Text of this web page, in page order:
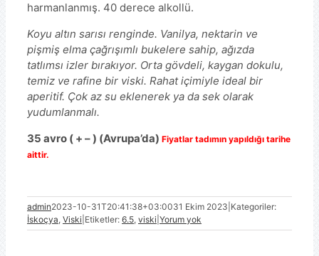
harmanlanmış. 40 derece alkollü.
Koyu altın sarısı renginde. Vanilya, nektarin ve
pişmiş elma çağrışımlı bukelere sahip, ağızda
tatlımsı izler bırakıyor. Orta gövdeli, kaygan dokulu,
temiz ve rafine bir viski. Rahat içimiyle ideal bir
aperitif. Çok az su eklenerek ya da sek olarak
yudumlanmalı.
35 avro ( + – ) (Avrupa’da) Fiyatlar tadımın yapıldığı tarihe
aittir.
admin2023-10-31T20:41:38+03:0031 Ekim 2023 Kategoriler:
İskoçya, Viski Etiketler: 6.5, viski Yorum yok